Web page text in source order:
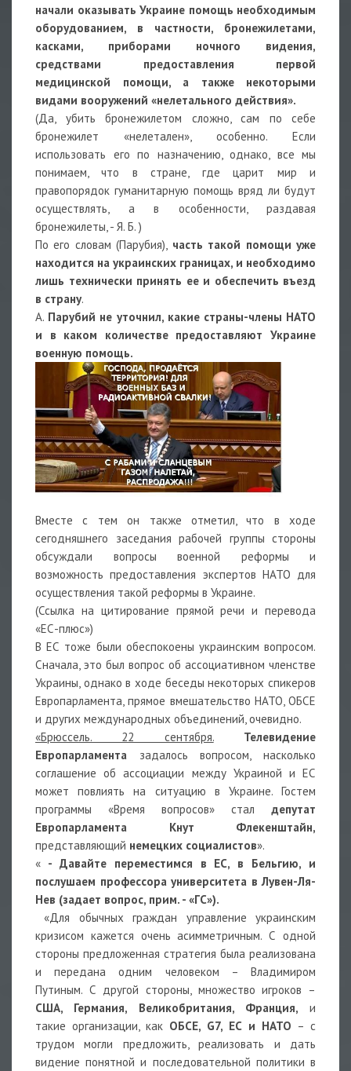
начали оказывать Украине помощь необходимым
оборудованием, в частности, бронежилетами,
касками, приборами ночного видения,
средствами предоставления первой
медицинской помощи, а также некоторыми
видами вооружений «нелетального действия».
(Да, убить бронежилетом сложно, сам по себе
бронежилет «нелетален», особенно. Если
использовать его по назначению, однако, все мы
понимаем, что в стране, где царит мир и
правопорядок гуманитарную помощь вряд ли будут
осуществлять, а в особенности, раздавая
бронежилеты, - Я. Б. )
По его словам (Парубия), часть такой помощи уже
находится на украинских границах, и необходимо
лишь технически принять ее и обеспечить въезд
в страну.
А. Парубий не уточнил, какие страны-члены НАТО
и в каком количестве предоставляют Украине
военную помощь.
Вместе с тем он также отметил, что в ходе
сегодняшнего заседания рабочей группы стороны
обсуждали вопросы военной реформы и
возможность предоставления экспертов НАТО для
осуществления такой реформы в Украине.
(Ссылка на цитирование прямой речи и перевода
«ЕС-плюс»)
В ЕС тоже были обеспокоены украинским вопросом.
Сначала, это был вопрос об ассоциативном членстве
Украины, однако в ходе беседы некоторых спикеров
Европарламента, прямое вмешательство НАТО, ОБСЕ
и других международных объединений, очевидно.
«Брюссель. 22 сентября.
Телевидение
Европарламента задалось вопросом, насколько
соглашение об ассоциации между Украиной и ЕС
может повлиять на ситуацию в Украине. Гостем
программы «Время вопросов» стал депутат
Европарламента Кнут Флекенштайн,
представляющий немецких социалистов».
« - Давайте переместимся в ЕС, в Бельгию, и
послушаем профессора университета в Лувен-Ля-
Нев (задает вопрос, прим. - «ГС»).
«Для обычных граждан управление украинским
кризисом кажется очень асимметричным. С одной
стороны предложенная стратегия была реализована
и передана одним человеком – Владимиром
Путиным. С другой стороны, множество игроков –
США, Германия, Великобритания, Франция, и
такие организации, как ОБСЕ, G7, ЕС и НАТО – с
трудом могли предложить, реализовать и дать
видение понятной и последовательной политики в